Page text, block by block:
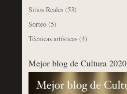
Sitios Reales(53)
Sorteo(5)
Técnicas artísticas(4)
Mejor blog de Cultura 2020